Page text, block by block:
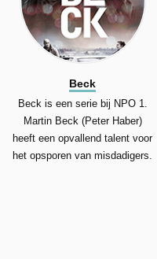
Beck
Beck is een serie bij NPO 1.
Martin Beck (Peter Haber)
heeft een opvallend talent voor
het opsporen van misdadigers.